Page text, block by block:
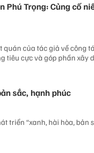
Phú Trọng: Củng cố
của tác giả về công
tiêu cực và góp phần xây
sắc, hạnh phúc
triển “xanh, hài hòa, bản